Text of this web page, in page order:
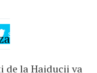
de la Haiducii va